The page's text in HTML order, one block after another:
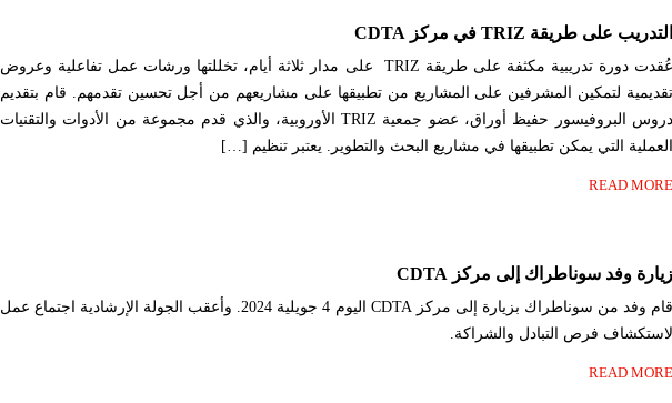
التدريب على طريقة TRIZ في مركز CDTA
عُقدت دورة تدريبية مكثفة على طريقة TRIZ على مدار ثلاثة أيام، تخللتها ورشات عمل تفاعلية وعروض
تقديمية لتمكين المشرفين على المشاريع من تطبيقها على مشاريعهم من أجل تحسين تقدمهم. قام بتقديم
دروس البروفيسور حفيظ أوراق، عضو جمعية TRIZ الأوروبية، والذي قدم مجموعة من الأدوات والتقنيات
العملية التي يمكن تطبيقها في مشاريع البحث والتطوير. يعتبر تنظيم […]
READ MORE
زيارة وفد سوناطراك إلى مركز CDTA
قام وفد من سوناطراك بزيارة إلى مركز CDTA اليوم 4 جويلية 2024. وأعقب الجولة الإرشادية اجتماع عمل
لاستكشاف فرص التبادل والشراكة.
READ MORE